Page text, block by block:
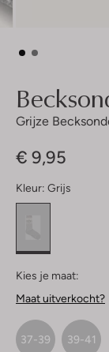
Grijze
€ 9,95
Kleur: Grijs
Kies je maat:
Maat uitverkocht?
37-39 39-41